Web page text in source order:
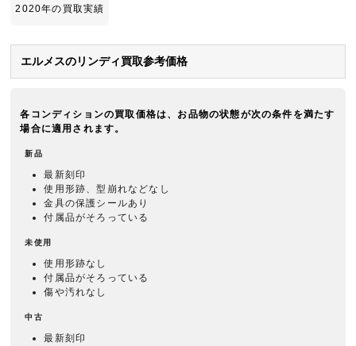
2020年の買取実績
エルメスのリンディ買取参考価格
各コンディションの買取価格は、お品物の状態が次の条件を満たす
場合に適用されます。
新品
最新刻印
使用形跡、型崩れなどなし
金具の保護シールあり
付属品がそろっている
未使用
使用形跡なし
付属品がそろっている
傷や汚れなし
中古
最新刻印